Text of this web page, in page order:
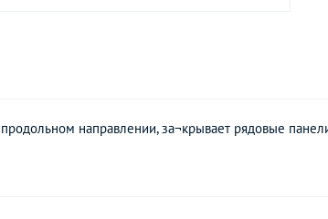
направлении, за¬крывает рядовые